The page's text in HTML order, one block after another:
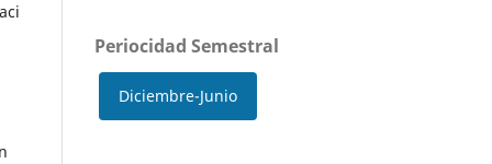
Periocidad Semestral
Diciembre-Junio